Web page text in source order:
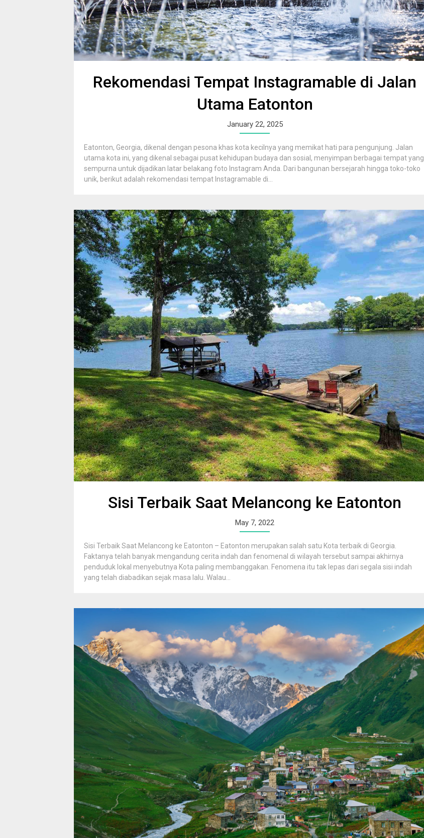
Rekomendasi Tempat Instagramable di Jalan
Utama Eatonton
January 22, 2025
Eatonton, Georgia, dikenal dengan pesona khas kota kecilnya yang memikat hati para pengunjung. Jalan
utama kota ini, yang dikenal sebagai pusat kehidupan budaya dan sosial, menyimpan berbagai tempat yang
sempurna untuk dijadikan latar belakang foto Instagram Anda. Dari bangunan bersejarah hingga toko-toko
unik, berikut adalah rekomendasi tempat Instagramable di...
Sisi Terbaik Saat Melancong ke Eatonton
May 7, 2022
Sisi Terbaik Saat Melancong ke Eatonton – Eatonton merupakan salah satu Kota terbaik di Georgia.
Faktanya telah banyak mengandung cerita indah dan fenomenal di wilayah tersebut sampai akhirnya
penduduk lokal menyebutnya Kota paling membanggakan. Fenomena itu tak lepas dari segala sisi indah
yang telah diabadikan sejak masa lalu. Walau...